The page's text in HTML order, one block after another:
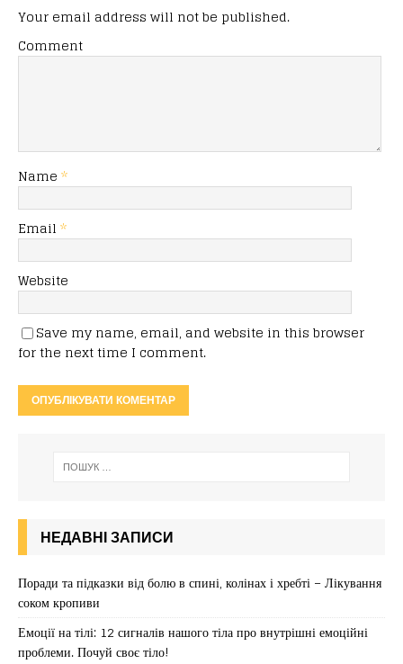
Your email address will not be published.
Comment
Name *
Email *
Website
Save my name, email, and website in this browser
for the next time I comment.
НЕДАВНІ ЗАПИСИ
Поради та підказки від болю в спині, колінах і хребті – Лікування
соком кропиви
Емоції на тілі: 12 сигналів нашого тіла про внутрішні емоційні
проблеми. Почуй своє тіло!